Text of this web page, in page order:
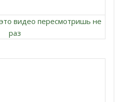
видео пересмотришь не
раз